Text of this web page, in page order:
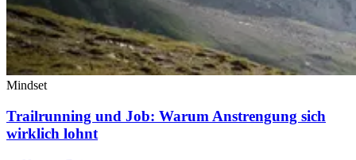
Mindset
Trailrunning und Job: Warum Anstrengung sich
wirklich lohnt